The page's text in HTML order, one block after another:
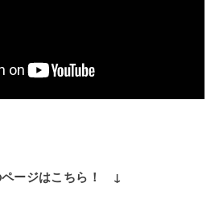
ージはこちら！ ↓